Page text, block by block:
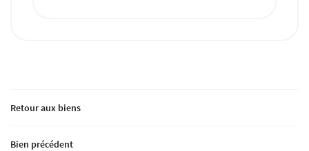
Retour aux biens
Bien précédent